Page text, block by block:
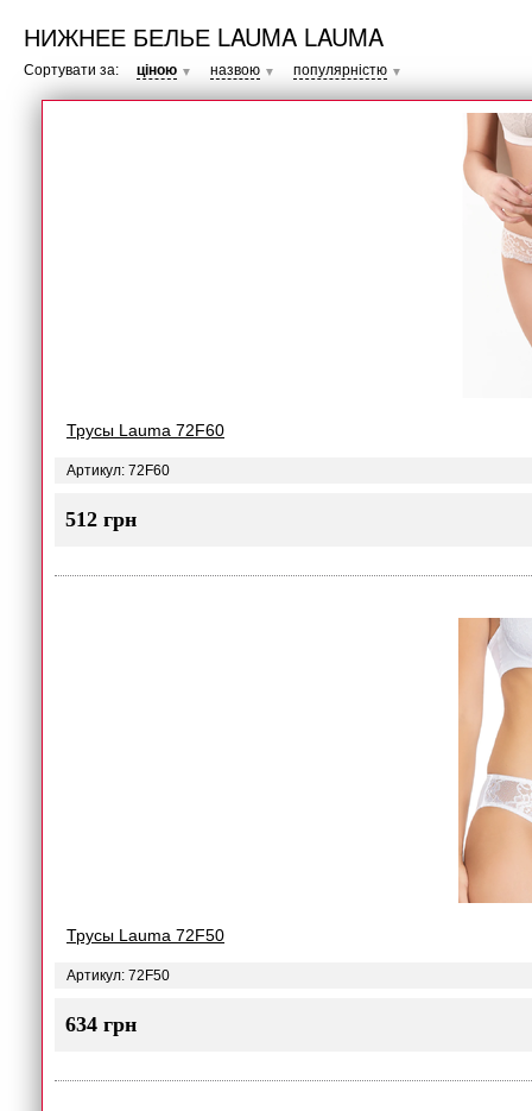
НИЖНЕЕ БЕЛЬЕ LAUMA LAUMA
Сортувати за: ціною ▼ назвою ▼ популярністю ▼
Трусы Lauma 72F60
Артикул: 72F60
512 грн
Трусы Lauma 72F50
Артикул: 72F50
634 грн